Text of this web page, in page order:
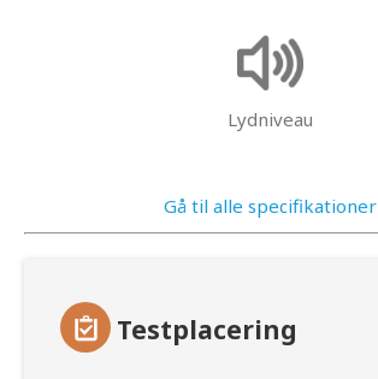
Lydniveau
Gå til alle specifikationer
Testplacering